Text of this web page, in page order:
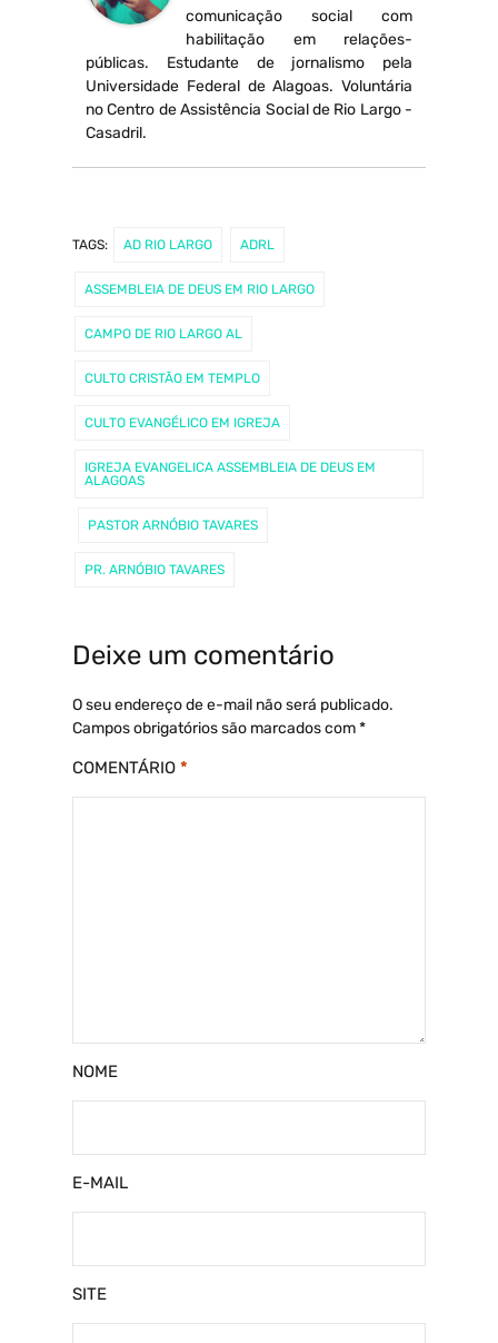
comunicação social com
habilitação em relações-
públicas. Estudante de jornalismo pela
Universidade Federal de Alagoas. Voluntária
no Centro de Assistência Social de Rio Largo -
Casadril.
TAGS: AD RIO LARGO ADRL
ASSEMBLEIA DE DEUS EM RIO LARGO
CAMPO DE RIO LARGO AL
CULTO CRISTÃO EM TEMPLO
CULTO EVANGÉLICO EM IGREJA
IGREJA EVANGELICA ASSEMBLEIA DE DEUS EM
ALAGOAS
PASTOR ARNÓBIO TAVARES
PR. ARNÓBIO TAVARES
Deixe um comentário
O seu endereço de e-mail não será publicado.
Campos obrigatórios são marcados com*
COMENTÁRIO *
NOME
E-MAIL
SITE